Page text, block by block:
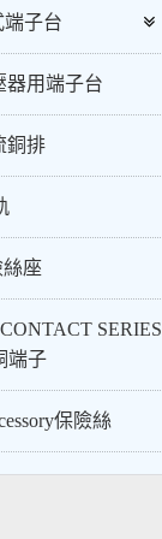
端子台
器用端子台
銅排
絲座
SERIES
端子
保險絲